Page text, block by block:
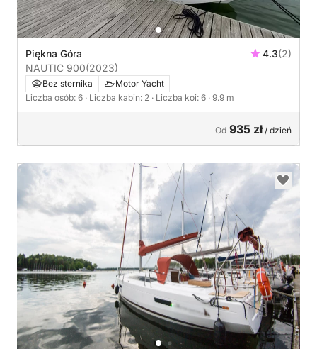
Piękna Góra 4.3(2)
NAUTIC 900(2023)
Bez sternika
Motor Yacht
Liczba osób: 6 · Liczba kabin: 2 · Liczba koi: 6 · 9.9 m
Od 935 zł/ dzień